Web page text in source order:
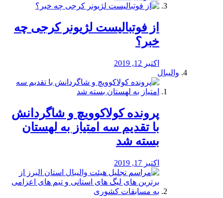
از فوتبالیست لژیونر کرجی چه
خبر؟
اکتبر 12, 2019
والیبال
پرونده کولاکوویچ و شاگردانش
با تقدیم سه امتیاز به لهستان
بسته شد
اکتبر 17, 2019